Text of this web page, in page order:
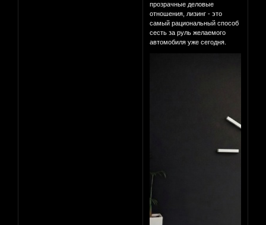
прозрачные деловые
отношения, лизинг - это
самый рациональный способ
сесть за руль желаемого
автомобиля уже сегодня.